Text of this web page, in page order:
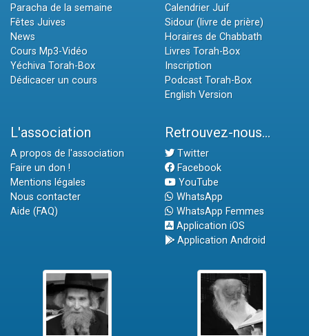
Paracha de la semaine
Fêtes Juives
News
Cours Mp3-Vidéo
Yéchiva Torah-Box
Dédicacer un cours
Calendrier Juif
Sidour (livre de prière)
Horaires de Chabbath
Livres Torah-Box
Inscription
Podcast Torah-Box
English Version
L'association
A propos de l'association
Faire un don !
Mentions légales
Nous contacter
Aide (FAQ)
Retrouvez-nous...
Twitter
Facebook
YouTube
WhatsApp
WhatsApp Femmes
Application iOS
Application Android